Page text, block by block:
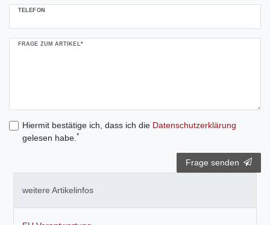
TELEFON
FRAGE ZUM ARTIKEL*
Hiermit bestätige ich, dass ich die Daten­schutz­erklärung
gelesen habe. *
Frage senden
weitere Artikelinfos